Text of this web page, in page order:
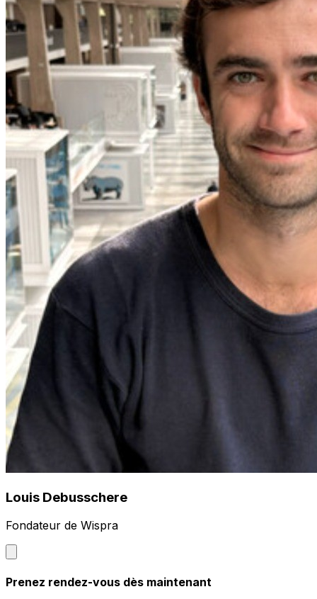
Louis Debusschere
Fondateur de Wispra
Prenez rendez-vous dès maintenant